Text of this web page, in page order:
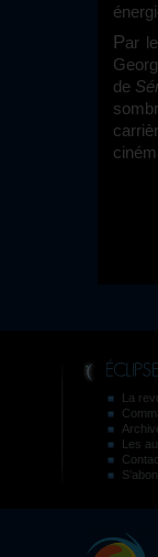
Par le mélange d’un ton naturaliste et des expérimentations linguistiques de
de
La
Les